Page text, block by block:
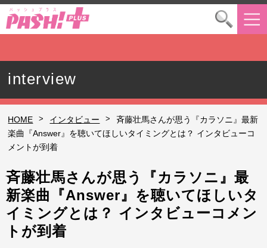
interview
HOME > インタビュー >
斉藤壮馬さんが思う『カラソニ』最新
楽曲『Answer』を聴いてほしいタイミングとは？ インタビューコ
メントが到着
斉藤壮馬さんが思う『カラソニ』最
新楽曲『Answer』を聴いてほしいタ
イミングとは？ インタビューコメン
トが到着